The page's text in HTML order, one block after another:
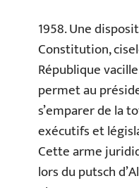
1958. Une
Constitution,
République
permet au
s’emparer de la
exécutifs et
Cette arme
lors du putsch